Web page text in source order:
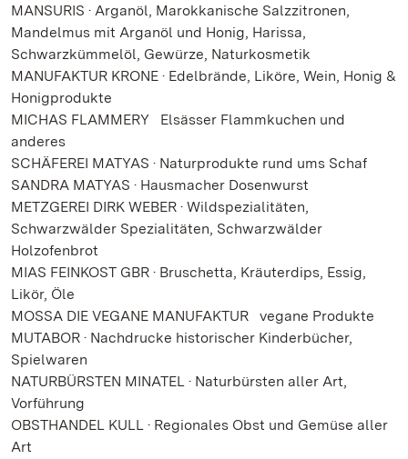
MANSURIS · Arganöl, Marokkanische Salzzitronen,
Mandelmus mit Arganöl und Honig, Harissa,
Schwarzkümmelöl, Gewürze, Naturkosmetik
MANUFAKTUR KRONE · Edelbrände, Liköre, Wein, Honig &
Honigprodukte
MICHAS FLAMMERY Elsässer Flammkuchen und
anderes
SCHÄFEREI MATYAS · Naturprodukte rund ums Schaf
SANDRA MATYAS · Hausmacher Dosenwurst
METZGEREI DIRK WEBER · Wildspezialitäten,
Schwarzwälder Spezialitäten, Schwarzwälder
Holzofenbrot
MIAS FEINKOST GBR · Bruschetta, Kräuterdips, Essig,
Likör, Öle
MOSSA DIE VEGANE MANUFAKTUR vegane Produkte
MUTABOR · Nachdrucke historischer Kinderbücher,
Spielwaren
NATURBÜRSTEN MINATEL · Naturbürsten aller Art,
Vorführung
OBSTHANDEL KULL · Regionales Obst und Gemüse aller
Art